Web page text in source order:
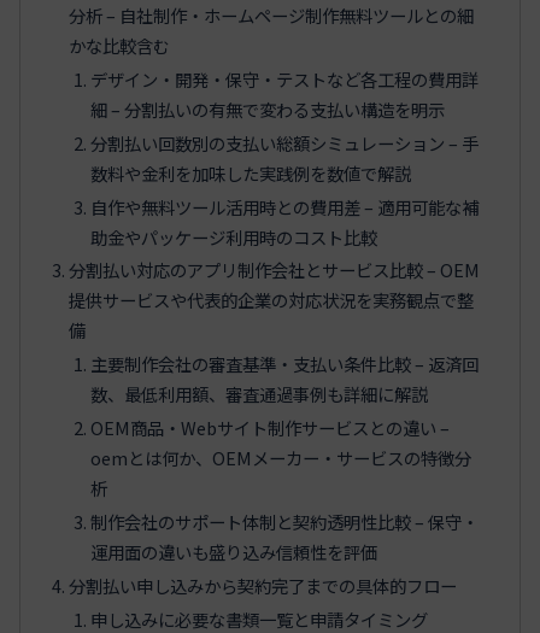
分析 – 自社制作・ホームページ制作無料ツールとの細
かな比較含む
デザイン・開発・保守・テストなど各工程の費用詳
細 – 分割払いの有無で変わる支払い構造を明示
分割払い回数別の支払い総額シミュレーション – 手
数料や金利を加味した実践例を数値で解説
自作や無料ツール活用時との費用差 – 適用可能な補
助金やパッケージ利用時のコスト比較
分割払い対応のアプリ制作会社とサービス比較 – OEM
提供サービスや代表的企業の対応状況を実務観点で整
備
主要制作会社の審査基準・支払い条件比較 – 返済回
数、最低利用額、審査通過事例も詳細に解説
OEM商品・Webサイト制作サービスとの違い –
oemとは何か、OEMメーカー・サービスの特徴分
析
制作会社のサポート体制と契約透明性比較 – 保守・
運用面の違いも盛り込み信頼性を評価
分割払い申し込みから契約完了までの具体的フロー
申し込みに必要な書類一覧と申請タイミング